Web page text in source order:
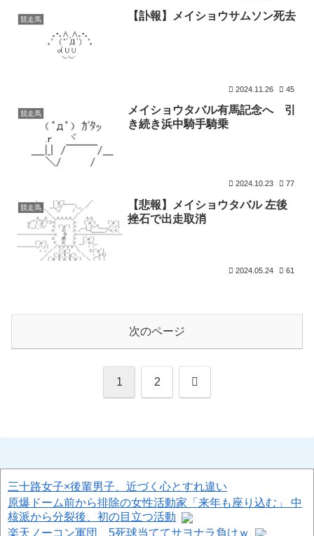
競走馬 【訃報】メイショウサムソン死去
2024.11.26 45
競走馬
メイショウタバル有馬記念へ 引
き続き浜中騎手騎乗
2024.10.23 77
競走馬
【悲報】メイショウタバル 左後
挫石で出走取消
2024.05.24 61
次のページ
1 2 次
三十路女子×後輩男子、近づく心とすれ違い
原爆ドーム前から排除の女性活動家「来年も座り込む」 中
核派から分裂後、初の目立つ活動
楽天ノーコン軍団、5死球当ててサヨナラ負けｗ